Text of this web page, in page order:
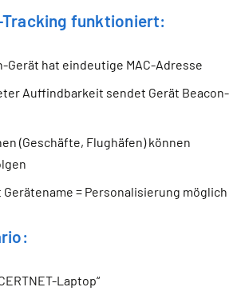
funktioniert:
hat eindeutige MAC-Adresse
Auffindbarkeit sendet Gerät Beacon-
(Geschäfte, Flughäfen) können
= Personalisierung möglich
Laptop“